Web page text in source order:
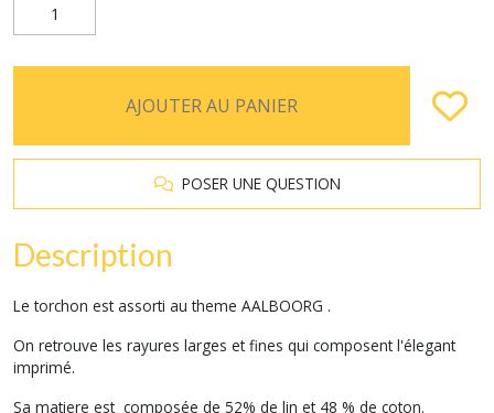
AJOUTER AU PANIER
POSER UNE QUESTION
Description
Le torchon est assorti au theme AALBOORG .
On retrouve les rayures larges et fines qui composent l'élegant
imprimé.
Sa matiere est composée de 52% de lin et 48 % de coton.